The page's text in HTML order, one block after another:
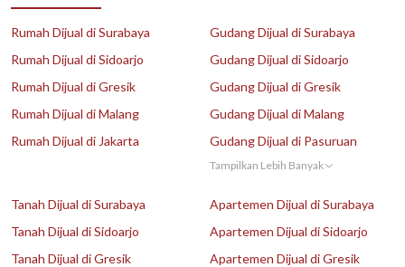
Rumah Dijual di Surabaya
Rumah Dijual di Sidoarjo
Rumah Dijual di Gresik
Rumah Dijual di Malang
Rumah Dijual di Jakarta
Gudang Dijual di Surabaya
Gudang Dijual di Sidoarjo
Gudang Dijual di Gresik
Gudang Dijual di Malang
Gudang Dijual di Pasuruan
Tampilkan Lebih Banyak
Tanah Dijual di Surabaya
Tanah Dijual di Sidoarjo
Tanah Dijual di Gresik
Apartemen Dijual di Surabaya
Apartemen Dijual di Sidoarjo
Apartemen Dijual di Gresik